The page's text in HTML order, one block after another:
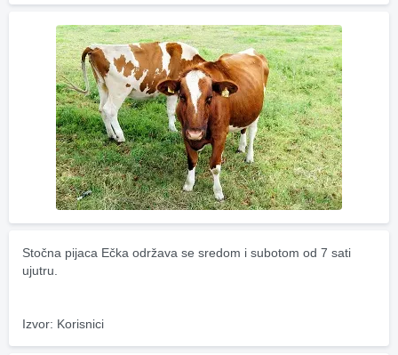
Stočna pijaca Ečka održava se sredom i subotom od 7 sati
ujutru.
Izvor: Korisnici